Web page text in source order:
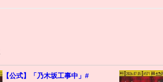
【公式】「乃木坂工事中」#